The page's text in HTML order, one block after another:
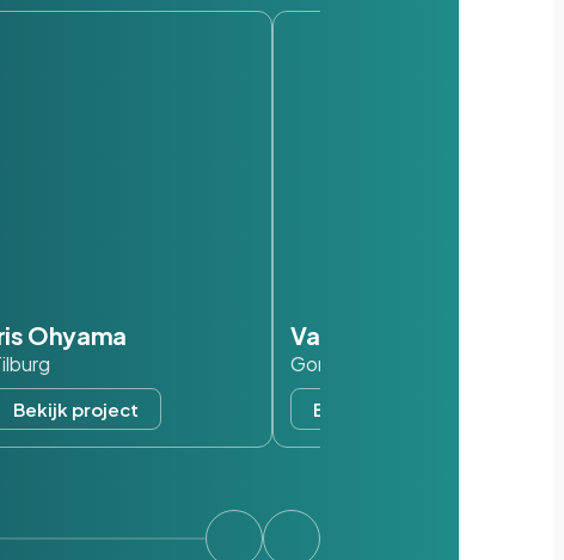
Ohyama
Bekijk project
Van der Valk
Gorinchem
Bekijk project